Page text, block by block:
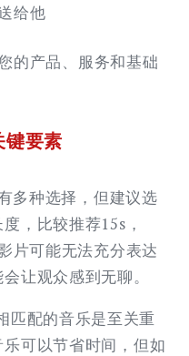
给他
的产品、服务和基础
要素
多种选择，但建议选
，比较推荐15s，
片可能无法充分表达
让观众感到无聊。
匹配的音乐是至关重
可以节省时间，但如